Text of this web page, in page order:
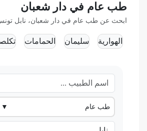
طب عام في دار شعبان
ابحث عن طب عام في دار شعبان، نابل تونس
الهوارية سليمان الحمامات
طب عام ▼